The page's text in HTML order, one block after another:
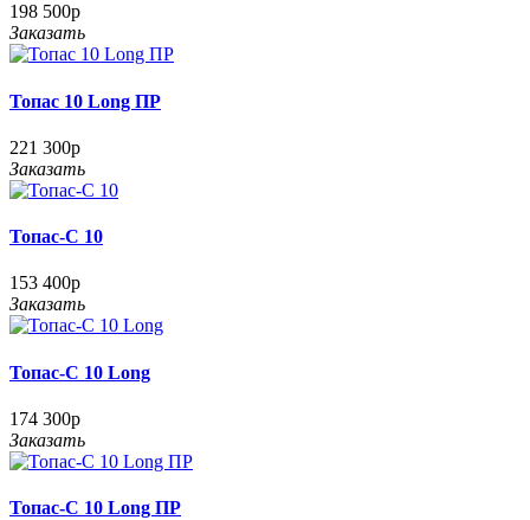
198 500р
Заказать
Топас 10 Long ПР
221 300р
Заказать
Топас-С 10
153 400р
Заказать
Топас-С 10 Long
174 300р
Заказать
Топас-С 10 Long ПР